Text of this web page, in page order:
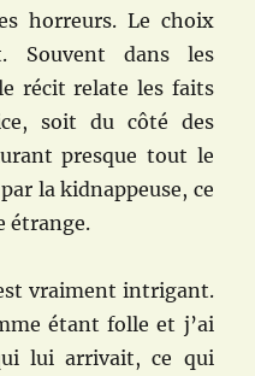
horreurs. Le choix
Souvent dans les
récit relate les faits
soit du côté des
presque tout le
la kidnappeuse, ce
étrange.
vraiment intrigant.
étant folle et j’ai
lui arrivait, ce qui